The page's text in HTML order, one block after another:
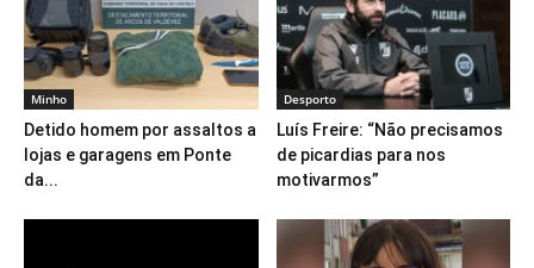
Minho
Detido homem por assaltos a
lojas e garagens em Ponte
da...
Desporto
Luís Freire: “Não precisamos
de picardias para nos
motivarmos”